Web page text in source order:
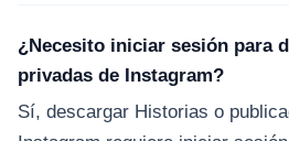
¿Necesito iniciar sesión para
privadas de Instagram?
Sí, descargar Historias o